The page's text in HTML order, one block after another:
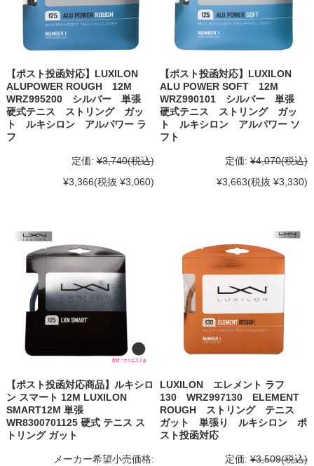
【ポスト投函対応】LUXILON
ALUPOWER ROUGH 12M
WRZ995200 シルバー 単張
硬式テニス ストリング ガッ
ト ルキシロン アルパワー ラ
フ
定価: ¥3,740(税込)
¥3,366(税抜 ¥3,060)
【ポスト投函対応】LUXILON
ALU POWER SOFT 12M
WRZ990101 シルバー 単張
硬式テニス ストリング ガッ
ト ルキシロン アルパワー ソ
フト
定価: ¥4,070(税込)
¥3,663(税抜 ¥3,330)
【ポスト投函対応商品】ルキシロ
ン スマート 12M LUXILON
SMART12M 単張
WR8300701125 硬式 テニス ス
トリング ガット
メーカー希望小売価格:
LUXILON エレメント ラフ
130 WRZ997130 ELEMENT
ROUGH ストリング テニス
ガット 単張り ルキシロン ポ
スト投函対応
定価: ¥3,509(税込)